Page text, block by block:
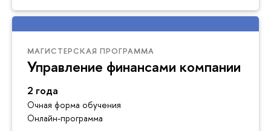
МАГИСТЕРСКАЯ ПРОГРАММА
Управление финансами компании
2 года
Очная форма обучения
Онлайн-программа